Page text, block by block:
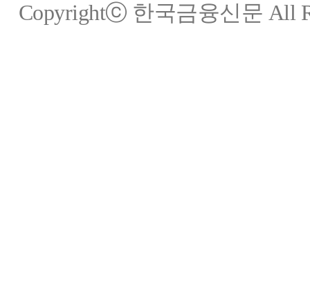
Copyrightⓒ 한국금융신문 All